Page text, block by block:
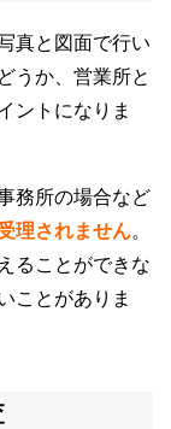
真と図面で行い
うか、営業所と
ントになりま
務所の場合など
理されません。
ることができな
ことがありま